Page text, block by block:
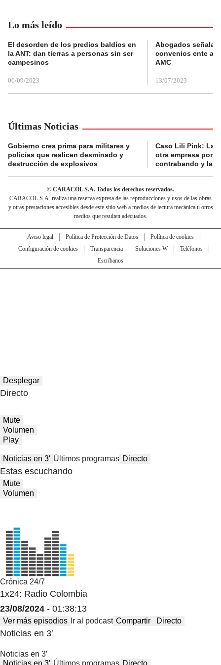
Lo más leído
El desorden de los predios baldíos en
la ANT: dan tierras a personas sin ser
campesinos
06/09/2023
Abogados
convenios ente
AMC
13/07/2023
Últimas Noticias
Gobierno crea prima para militares y
policías que realicen desminado y
destrucción de explosivos
Caso Lili Pink: La
otra empresa por
contrabando y
© CARACOL S.A. Todos los derechos reservados.
CARACOL S.A. realiza una reserva expresa de las reproducciones y usos de las obras
y otras prestaciones accesibles desde este sitio web a medios de lectura mecánica u otros
medios que resulten adecuados.
Aviso legal Política de Protección de Datos
Política de cookies
Configuración de cookies
Transparencia Soluciones W
Teléfonos
Escríbanos
Desplegar
Directo
Mute
Volumen
Play
Noticias en 3′ Últimos programas Directo
Estas escuchando
Mute
Volumen
Crónica 24/7
1x24: Radio Colombia
23/08/2024 - 01:38:13
Ver más episodios Ir al podcast Compartir Directo
Noticias en 3′
Noticias en 3′
Noticias en 3′ Últimos programas Directo